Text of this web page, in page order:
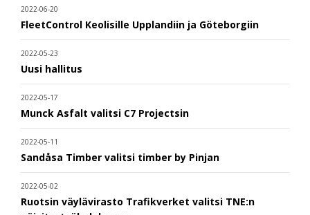
2022-06-20
FleetControl Keolisille Upplandiin ja Göteborgiin
2022-05-23
Uusi hallitus
2022-05-17
Munck Asfalt valitsi C7 Projectsin
2022-05-11
Sandåsa Timber valitsi timber by Pinjan
2022-05-02
Ruotsin väylävirasto Trafikverket valitsi TNE:n